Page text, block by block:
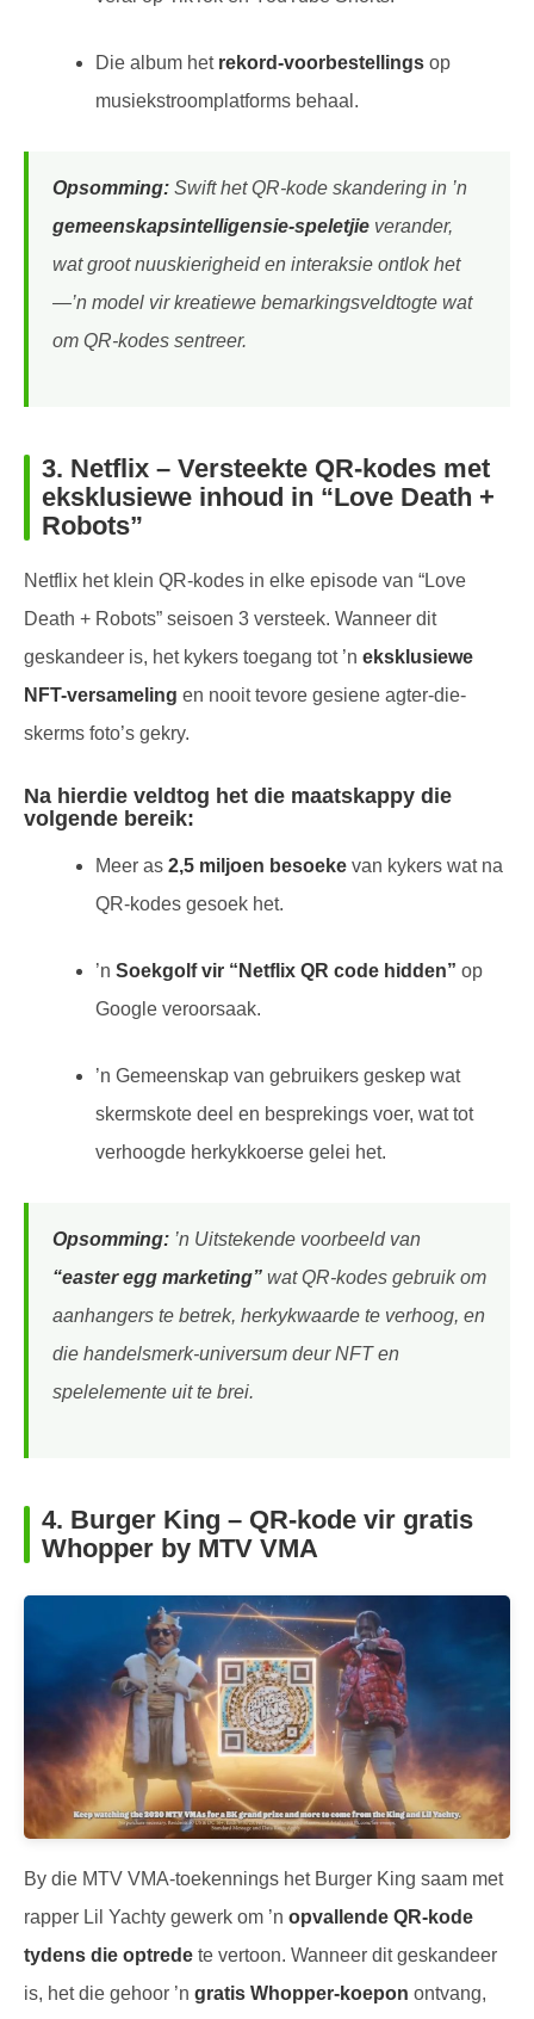
Die album het rekord-voorbestellings op
musiekstroomplatforms behaal.
Opsomming: Swift het QR-kode skandering in ’n
gemeenskapsintelligensie-speletjie verander,
wat groot nuuskierigheid en interaksie ontlok het
—’n model vir kreatiewe bemarkingsveldtogte wat
om QR-kodes sentreer.
3. Netflix – Versteekte QR-kodes met
eksklusiewe inhoud in “Love Death +
Robots”
Netflix het klein QR-kodes in elke episode van “Love
Death + Robots” seisoen 3 versteek. Wanneer dit
geskandeer is, het kykers toegang tot ’n eksklusiewe
NFT-versameling en nooit tevore gesiene agter-die-
skerms foto’s gekry.
Na hierdie veldtog het die maatskappy die
volgende bereik:
Meer as 2,5 miljoen besoeke van kykers wat na
QR-kodes gesoek het.
’n Soekgolf vir “Netflix QR code hidden” op
Google veroorsaak.
’n Gemeenskap van gebruikers geskep wat
skermskote deel en besprekings voer, wat tot
verhoogde herkykkoerse gelei het.
Opsomming: ’n Uitstekende voorbeeld van
“easter egg marketing” wat QR-kodes gebruik om
aanhangers te betrek, herkykwaarde te verhoog, en
die handelsmerk-universum deur NFT en
spelelemente uit te brei.
4. Burger King – QR-kode vir gratis
Whopper by MTV VMA
By die MTV VMA-toekennings het Burger King saam met
rapper Lil Yachty gewerk om ’n opvallende QR-kode
tydens die optrede te vertoon. Wanneer dit geskandeer
is, het die gehoor ’n gratis Whopper-koepon ontvang,